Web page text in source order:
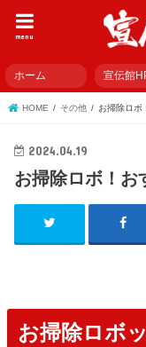
menu
ホーム 宣伝館
HOME その他 お掃除ロボ
2024.04.19
お掃除ロボ！お
お掃除ロボ